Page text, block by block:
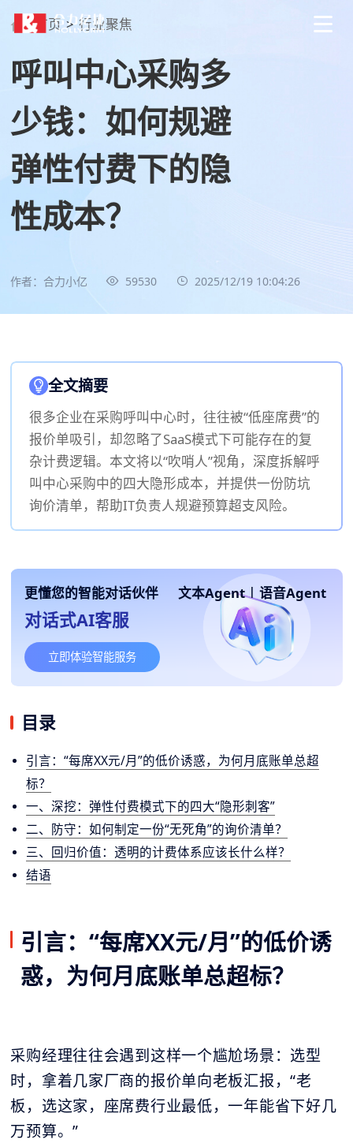
首页 > 行业聚焦
呼叫中心采购多
少钱：如何规避
弹性付费下的隐
性成本？
作者：合力小亿 59530 2025/12/19 10:04:26
全文摘要
很多企业在采购呼叫中心时，往往被“低座席费”的
报价单吸引，却忽略了SaaS模式下可能存在的复
杂计费逻辑。本文将以“吹哨人”视角，深度拆解呼
叫中心采购中的四大隐形成本，并提供一份防坑
询价清单，帮助IT负责人规避预算超支风险。
更懂您的智能对话伙伴 文本Agent | 语音Agent
对话式AI客服
立即体验智能服务
目录
引言：“每席XX元/月”的低价诱惑，为何月底账单总超
标？
一、深挖：弹性付费模式下的四大“隐形刺客”
二、防守：如何制定一份“无死角”的询价清单？
三、回归价值：透明的计费体系应该长什么样？
结语
引言：“每席XX元/月”的低价诱
惑，为何月底账单总超标？
采购经理往往会遇到这样一个尴尬场景：选型
时，拿着几家厂商的报价单向老板汇报，“老
板，选这家，座席费行业最低，一年能省下好几
万预算。”